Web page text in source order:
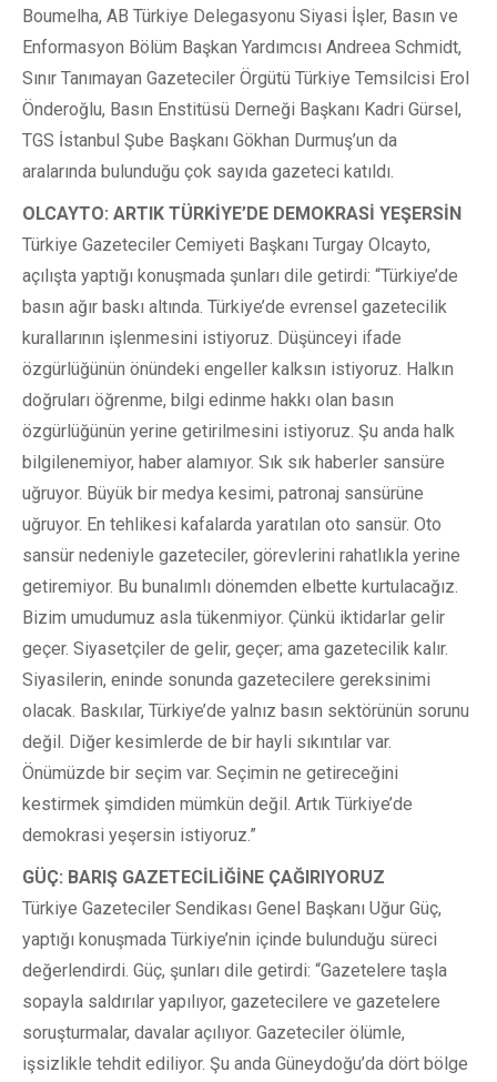
Boumelha, AB Türkiye Delegasyonu Siyasi İşler, Basın ve
Enformasyon Bölüm Başkan Yardımcısı Andreea Schmidt,
Sınır Tanımayan Gazeteciler Örgütü Türkiye Temsilcisi Erol
Önderoğlu, Basın Enstitüsü Derneği Başkanı Kadri Gürsel,
TGS İstanbul Şube Başkanı Gökhan Durmuş’un da
aralarında bulunduğu çok sayıda gazeteci katıldı.
OLCAYTO: ARTIK TÜRKİYE’DE DEMOKRASİ YEŞERSİN
Türkiye Gazeteciler Cemiyeti Başkanı Turgay Olcayto,
açılışta yaptığı konuşmada şunları dile getirdi: “Türkiye’de
basın ağır baskı altında. Türkiye’de evrensel gazetecilik
kurallarının işlenmesini istiyoruz. Düşünceyi ifade
özgürlüğünün önündeki engeller kalksın istiyoruz. Halkın
doğruları öğrenme, bilgi edinme hakkı olan basın
özgürlüğünün yerine getirilmesini istiyoruz. Şu anda halk
bilgilenemiyor, haber alamıyor. Sık sık haberler sansüre
uğruyor. Büyük bir medya kesimi, patronaj sansürüne
uğruyor. En tehlikesi kafalarda yaratılan oto sansür. Oto
sansür nedeniyle gazeteciler, görevlerini rahatlıkla yerine
getiremiyor. Bu bunalımlı dönemden elbette kurtulacağız.
Bizim umudumuz asla tükenmiyor. Çünkü iktidarlar gelir
geçer. Siyasetçiler de gelir, geçer; ama gazetecilik kalır.
Siyasilerin, eninde sonunda gazetecilere gereksinimi
olacak. Baskılar, Türkiye’de yalnız basın sektörünün sorunu
değil. Diğer kesimlerde de bir hayli sıkıntılar var.
Önümüzde bir seçim var. Seçimin ne getireceğini
kestirmek şimdiden mümkün değil. Artık Türkiye’de
demokrasi yeşersin istiyoruz.”
GÜÇ: BARIŞ GAZETECİLİĞİNE ÇAĞIRIYORUZ
Türkiye Gazeteciler Sendikası Genel Başkanı Uğur Güç,
yaptığı konuşmada Türkiye’nin içinde bulunduğu süreci
değerlendirdi. Güç, şunları dile getirdi: “Gazetelere taşla
sopayla saldırılar yapılıyor, gazetecilere ve gazetelere
soruşturmalar, davalar açılıyor. Gazeteciler ölümle,
işsizlikle tehdit ediliyor. Şu anda Güneydoğu’da dört bölge